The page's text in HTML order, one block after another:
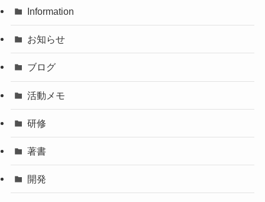
Information
お知らせ
ブログ
活動メモ
研修
著書
開発